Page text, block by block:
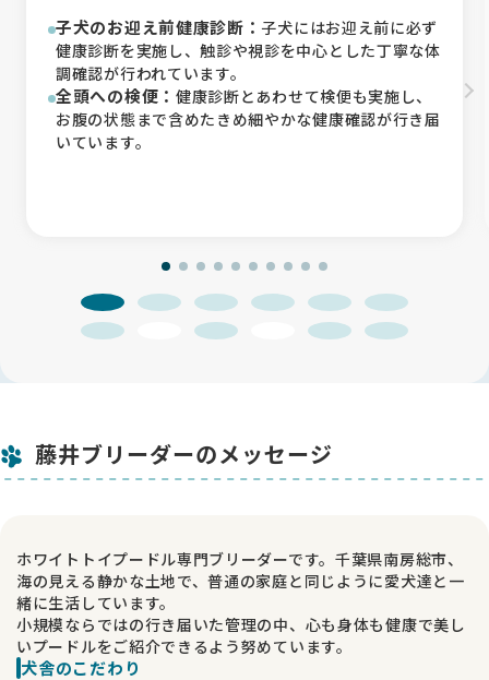
子犬のお迎え前健康診断： 子犬にはお迎え前に必ず
健康診断を実施し、触診や視診を中心とした丁寧な体
調確認が行われています。
全頭への検便： 健康診断とあわせて検便も実施し、
お腹の状態まで含めたきめ細やかな健康確認が行き届
いています。
藤井ブリーダーのメッセージ
ホワイトトイプードル専門ブリーダーです。千葉県南房総市、
海の見える静かな土地で、普通の家庭と同じように愛犬達と一
緒に生活しています。
小規模ならではの行き届いた管理の中、心も身体も健康で美し
いプードルをご紹介できるよう努めています。
犬舎のこだわり